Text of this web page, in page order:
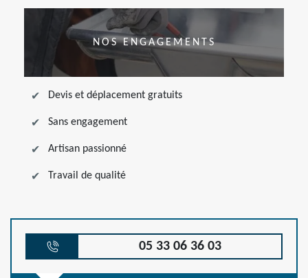
NOS ENGAGEMENTS
Devis et déplacement gratuits
Sans engagement
Artisan passionné
Travail de qualité
05 33 06 36 03